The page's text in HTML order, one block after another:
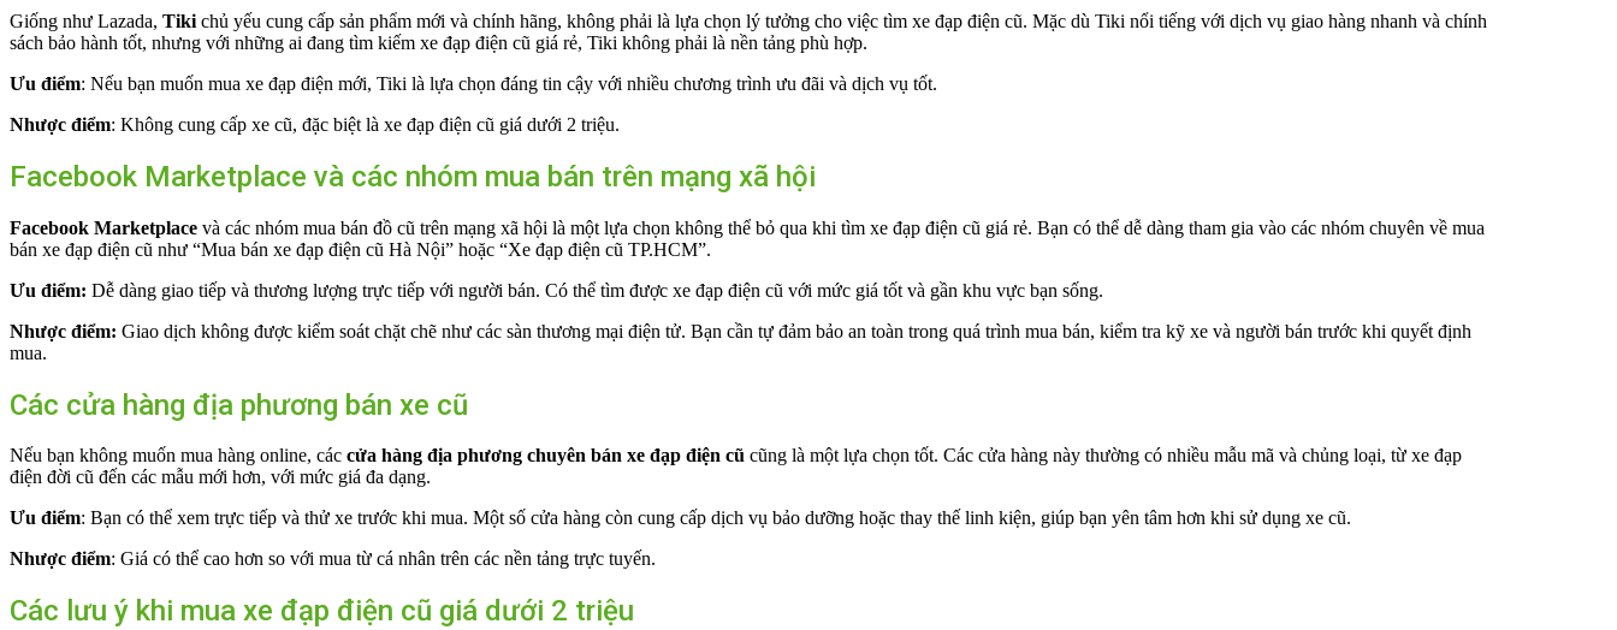
Giống như Lazada, Tiki chủ yếu cung cấp sản phẩm mới và chính hãng, không phải là lựa chọn lý tưởng cho việc tìm xe đạp điện cũ. Mặc dù Tiki nổi tiếng với dịch vụ giao hàng nhanh và chính
sách bảo hành tốt, nhưng với những ai đang tìm kiếm xe đạp điện cũ giá rẻ, Tiki không phải là nền tảng phù hợp.
Ưu điểm: Nếu bạn muốn mua xe đạp điện mới, Tiki là lựa chọn đáng tin cậy với nhiều chương trình ưu đãi và dịch vụ tốt.
Nhược điểm: Không cung cấp xe cũ, đặc biệt là xe đạp điện cũ giá dưới 2 triệu.
Facebook Marketplace và các nhóm mua bán trên mạng xã hội
Facebook Marketplace và các nhóm mua bán đồ cũ trên mạng xã hội là một lựa chọn không thể bỏ qua khi tìm xe đạp điện cũ giá rẻ. Bạn có thể dễ dàng tham gia vào các nhóm chuyên về mua
bán xe đạp điện cũ như “Mua bán xe đạp điện cũ Hà Nội” hoặc “Xe đạp điện cũ TP.HCM”.
Ưu điểm: Dễ dàng giao tiếp và thương lượng trực tiếp với người bán. Có thể tìm được xe đạp điện cũ với mức giá tốt và gần khu vực bạn sống.
Nhược điểm: Giao dịch không được kiểm soát chặt chẽ như các sàn thương mại điện tử. Bạn cần tự đảm bảo an toàn trong quá trình mua bán, kiểm tra kỹ xe và người bán trước khi quyết định
mua.
Các cửa hàng địa phương bán xe cũ
Nếu bạn không muốn mua hàng online, các cửa hàng địa phương chuyên bán xe đạp điện cũ cũng là một lựa chọn tốt. Các cửa hàng này thường có nhiều mẫu mã và chủng loại, từ xe đạp
điện đời cũ đến các mẫu mới hơn, với mức giá đa dạng.
Ưu điểm: Bạn có thể xem trực tiếp và thử xe trước khi mua. Một số cửa hàng còn cung cấp dịch vụ bảo dưỡng hoặc thay thế linh kiện, giúp bạn yên tâm hơn khi sử dụng xe cũ.
Nhược điểm: Giá có thể cao hơn so với mua từ cá nhân trên các nền tảng trực tuyến.
Các lưu ý khi mua xe đạp điện cũ giá dưới 2 triệu